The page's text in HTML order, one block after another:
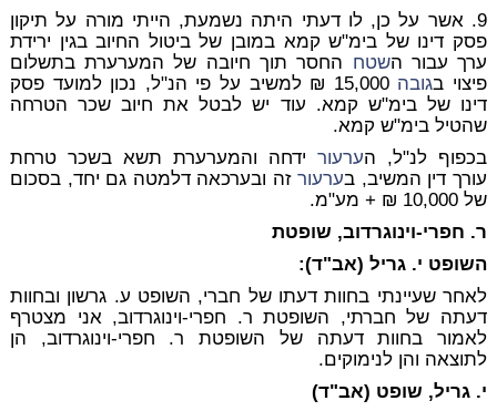
9. אשר על כן, לו דעתי היתה נשמעת, הייתי מורה על תיקון
פסק דינו של בימ"ש קמא במובן של ביטול החיוב בגין ירידת
ערך עבור השטח החסר תוך חיובה של המערערת בתשלום
פיצוי בגובה
15,000 ₪ למשיב על פי הנ"ל, נכון למועד פסק
דינו של בימ"ש קמא. עוד יש לבטל את חיוב שכר הטרחה
שהטיל בימ"ש קמא.
בכפוף לנ"ל, הערעורידחה והמערערת תשא בשכר טרחת
עורך דין המשיב, בערעורזה ובערכאה דלמטה גם יחד, בסכום
של 10,000 ₪ + מע"מ.
ר. חפרי-וינוגרדוב, שופטת
השופט י. גריל (אב"ד):
לאחר שעיינתי בחוות דעתו של חברי, השופט ע. גרשון ובחוות
דעתה של חברתי, השופטת ר. חפרי-וינוגרדוב, אני מצטרף
לאמור בחוות דעתה של השופטת ר. חפרי-וינוגרדוב, הן
לתוצאה והן לנימוקים.
י. גריל, שופט (אב"ד)